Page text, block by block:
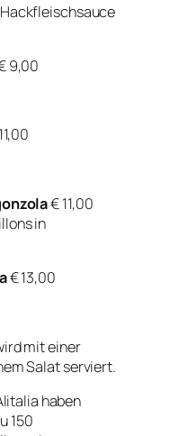
9,00
€ 11,00
in
€ 13,00
mit einer
Salat serviert.